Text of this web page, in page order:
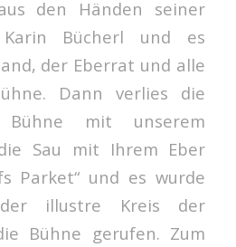
den Händen seiner
Karin Bücherl und es
der Eberrat und alle
Dann verlies die
Bühne mit unserem
Sau mit Ihrem Eber
Parket“ und es wurde
illustre Kreis der
Bühne gerufen. Zum